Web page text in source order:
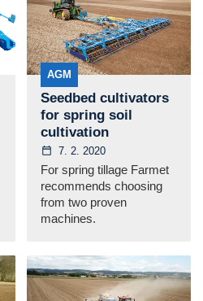
AGM
Seedbed cultivators
for spring soil
cultivation
7. 2. 2020
For spring tillage Farmet
recommends choosing
from two proven
machines.